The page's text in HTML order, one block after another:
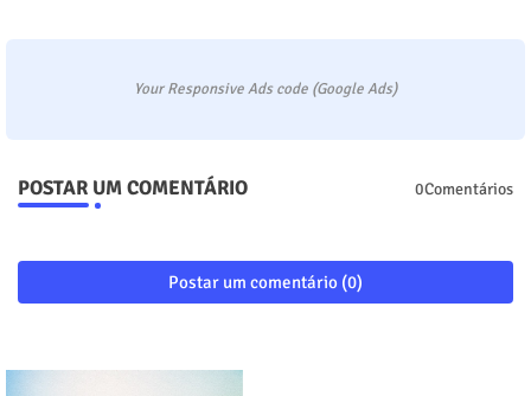
Your Responsive Ads code (Google Ads)
POSTAR UM COMENTÁRIO 0Comentários
Postar um comentário (0)